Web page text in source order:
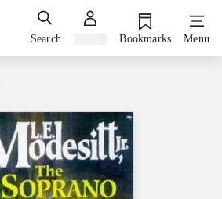
Search Bookmarks Menu